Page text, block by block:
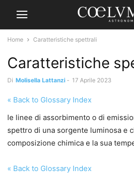
Home Caratteristiche spettrali
Caratteristiche
Di Molisella Lattanzi - 17 Aprile 2023
« Back to Glossary Index
le linee di assorbimento o di
spettro di una sorgente luminosa e
composizione chimica e la sua
« Back to Glossary Index